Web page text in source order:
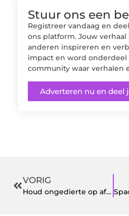
Stuur ons een
Registreer vandaag en
ons platform. Jouw
anderen inspireren en
impact en word onderdeel
community waar verhalen
Adverteren nu en deel
VORIG
Houd ongedierte op afstand en laat frisse lucht naar binnen met de plissé hordeur